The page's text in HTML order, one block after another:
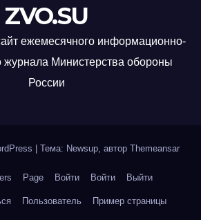
ZVO.SU
ежемесячного информационно-
журнала Министерства обороны
России
| Тема: Newsup, автор Themeansar
Page Войти Войти Выйти
Пользователь Пример страницы